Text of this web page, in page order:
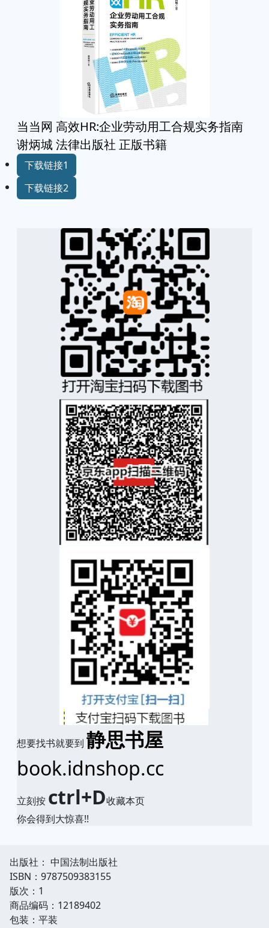
当当网 高效HR:企业劳动用工合规实务指南
谢炳城 法律出版社 正版书籍
下载链接1
下载链接2
想要找书就要到 静思书屋
book.idnshop.cc
立刻按 ctrl+D收藏本页
你会得到大惊喜!!
出版社： 中国法制出版社
ISBN：9787509383155
版次：1
商品编码：12189402
包装：平装